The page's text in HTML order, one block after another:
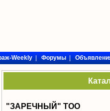
Weekly|Форумы|
"ЗАРЕЧНЫЙ" ТОО